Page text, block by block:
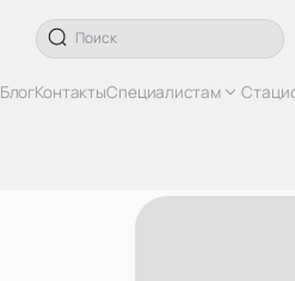
БлогКонтактыСпециалистам